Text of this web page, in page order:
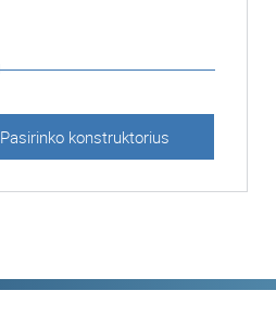
Pasirinko konstruktorius